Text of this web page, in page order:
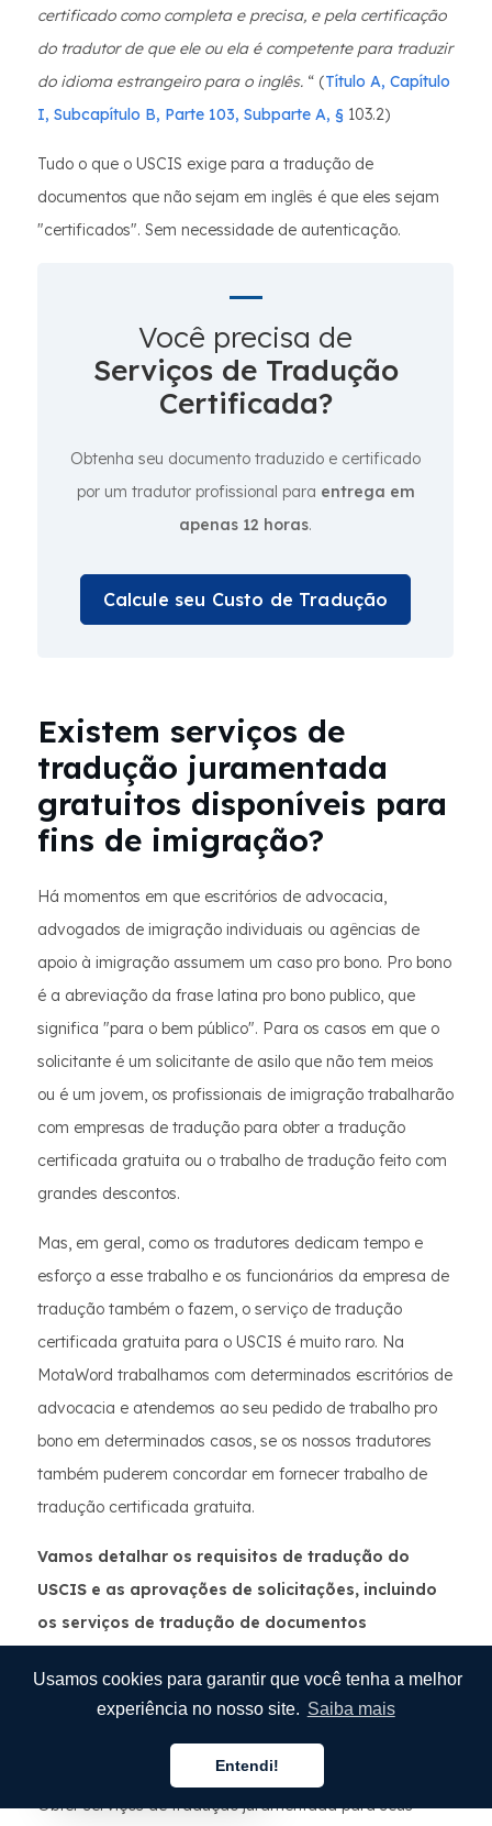
Usamos cookies para garantir que você tenha a melhor
experiência no nosso site. Saiba mais
Entendi!
certificado como completa e precisa, e pela certificação
do tradutor de que ele ou ela é competente para traduzir
do idioma estrangeiro para o inglês. “ (Título A, Capítulo
I, Subcapítulo B, Parte 103, Subparte A, § 103.2)
Tudo o que o USCIS exige para a tradução de
documentos que não sejam em inglês é que eles sejam
"certificados". Sem necessidade de autenticação.
Você precisa de
Serviços de Tradução
Certificada?
Obtenha seu documento traduzido e certificado
por um tradutor profissional para entrega em
apenas 12 horas.
Calcule seu Custo de Tradução
Existem serviços de
tradução juramentada
gratuitos disponíveis para
fins de imigração?
Há momentos em que escritórios de advocacia,
advogados de imigração individuais ou agências de
apoio à imigração assumem um caso pro bono. Pro bono
é a abreviação da frase latina pro bono publico, que
significa "para o bem público". Para os casos em que o
solicitante é um solicitante de asilo que não tem meios
ou é um jovem, os profissionais de imigração trabalharão
com empresas de tradução para obter a tradução
certificada gratuita ou o trabalho de tradução feito com
grandes descontos.
Mas, em geral, como os tradutores dedicam tempo e
esforço a esse trabalho e os funcionários da empresa de
tradução também o fazem, o serviço de tradução
certificada gratuita para o USCIS é muito raro. Na
MotaWord trabalhamos com determinados escritórios de
advocacia e atendemos ao seu pedido de trabalho pro
bono em determinados casos, se os nossos tradutores
também puderem concordar em fornecer trabalho de
tradução certificada gratuita.
Vamos detalhar os requisitos de tradução do
USCIS e as aprovações de solicitações, incluindo
os serviços de tradução de documentos
Como obter tradução
juramentada?
Obter serviços de tradução juramentada para seus
Português